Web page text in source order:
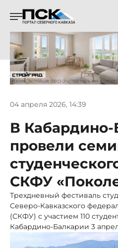
04 апреля 2026, 14:39
В
провели
СКФУ
Трехдневный фестиваль
Северо-Кавказского
(СКФУ) с участием 110
Кабардино-Балкарии 3